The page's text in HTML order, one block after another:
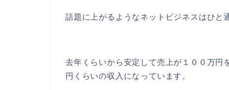
話題に上がるようなネットビジネスはひと
去年くらいから安定して売上が１００万円
円くらいの収入になっています。